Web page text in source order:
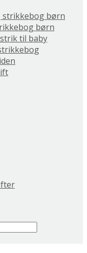
strikkebog børn
børn
til baby